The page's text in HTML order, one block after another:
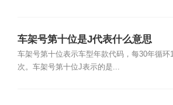
车架号第十位是J代表什么意思
车架号第十位表示车型年款代码，每30年循环1
次。车架号第十位J表示的是...